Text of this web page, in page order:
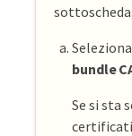
sottoscheda.
bundle
Se si sta
certificati